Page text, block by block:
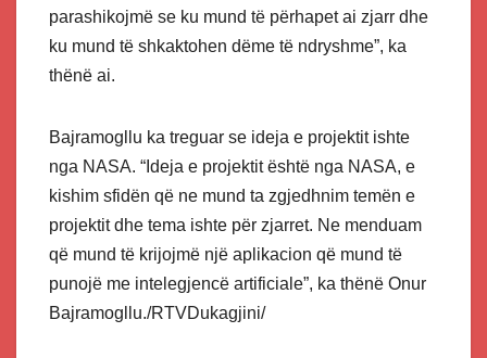
parashikojmë se ku mund të përhapet ai zjarr dhe
ku mund të shkaktohen dëme të ndryshme”, ka
thënë ai.
Bajramogllu ka treguar se ideja e projektit ishte
nga NASA. “Ideja e projektit është nga NASA, e
kishim sfidën që ne mund ta zgjedhnim temën e
projektit dhe tema ishte për zjarret. Ne menduam
që mund të krijojmë një aplikacion që mund të
punojë me intelegjencë artificiale”, ka thënë Onur
Bajramogllu./RTVDukagjini/